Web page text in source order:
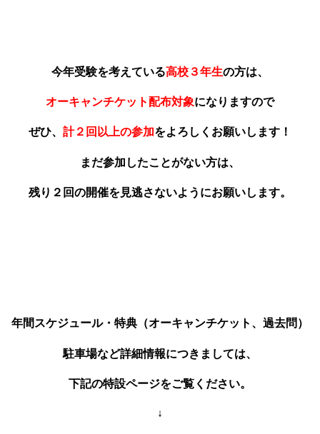
今年受験を考えている高校３年生の方は、
オーキャンチケット配布対象になりますので
ぜひ、 計２回以上の参加をよろしくお願いします！
まだ参加したことがない方は、
残り２回の開催を見逃さないようにお願いします。
年間スケジュール・特典（オーキャンチケット、過去問）
駐車場など詳細情報につきましては、
下記の特設ページをご覧ください。
↓